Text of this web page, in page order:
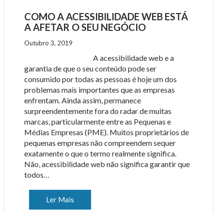
COMO A ACESSIBILIDADE WEB ESTÁ
A AFETAR O SEU NEGÓCIO
Outubro 3, 2019
A acessibilidade web e a
garantia de que o seu conteúdo pode ser
consumido por todas as pessoas é hoje um dos
problemas mais importantes que as empresas
enfrentam. Ainda assim, permanece
surpreendentemente fora do radar de muitas
marcas, particularmente entre as Pequenas e
Médias Empresas (PME). Muitos proprietários de
pequenas empresas não compreendem sequer
exatamente o que o termo realmente significa.
Não, acessibilidade web não significa garantir que
todos…
Ler Mais